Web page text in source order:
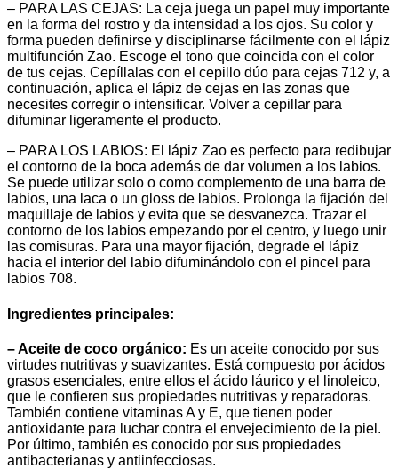
– PARA LAS CEJAS: La ceja juega un papel muy importante
en la forma del rostro y da intensidad a los ojos. Su color y
forma pueden definirse y disciplinarse fácilmente con el lápiz
multifunción Zao. Escoge el tono que coincida con el color
de tus cejas. Cepíllalas con el cepillo dúo para cejas 712 y, a
continuación, aplica el lápiz de cejas en las zonas que
necesites corregir o intensificar. Volver a cepillar para
difuminar ligeramente el producto.
– PARA LOS LABIOS: El lápiz Zao es perfecto para redibujar
el contorno de la boca además de dar volumen a los labios.
Se puede utilizar solo o como complemento de una barra de
labios, una laca o un gloss de labios. Prolonga la fijación del
maquillaje de labios y evita que se desvanezca. Trazar el
contorno de los labios empezando por el centro, y luego unir
las comisuras. Para una mayor fijación, degrade el lápiz
hacia el interior del labio difuminándolo con el pincel para
labios 708.
Ingredientes principales:
– Aceite de coco orgánico: Es un aceite conocido por sus
virtudes nutritivas y suavizantes. Está compuesto por ácidos
grasos esenciales, entre ellos el ácido láurico y el linoleico,
que le confieren sus propiedades nutritivas y reparadoras.
También contiene vitaminas A y E, que tienen poder
antioxidante para luchar contra el envejecimiento de la piel.
Por último, también es conocido por sus propiedades
antibacterianas y antiinfecciosas.